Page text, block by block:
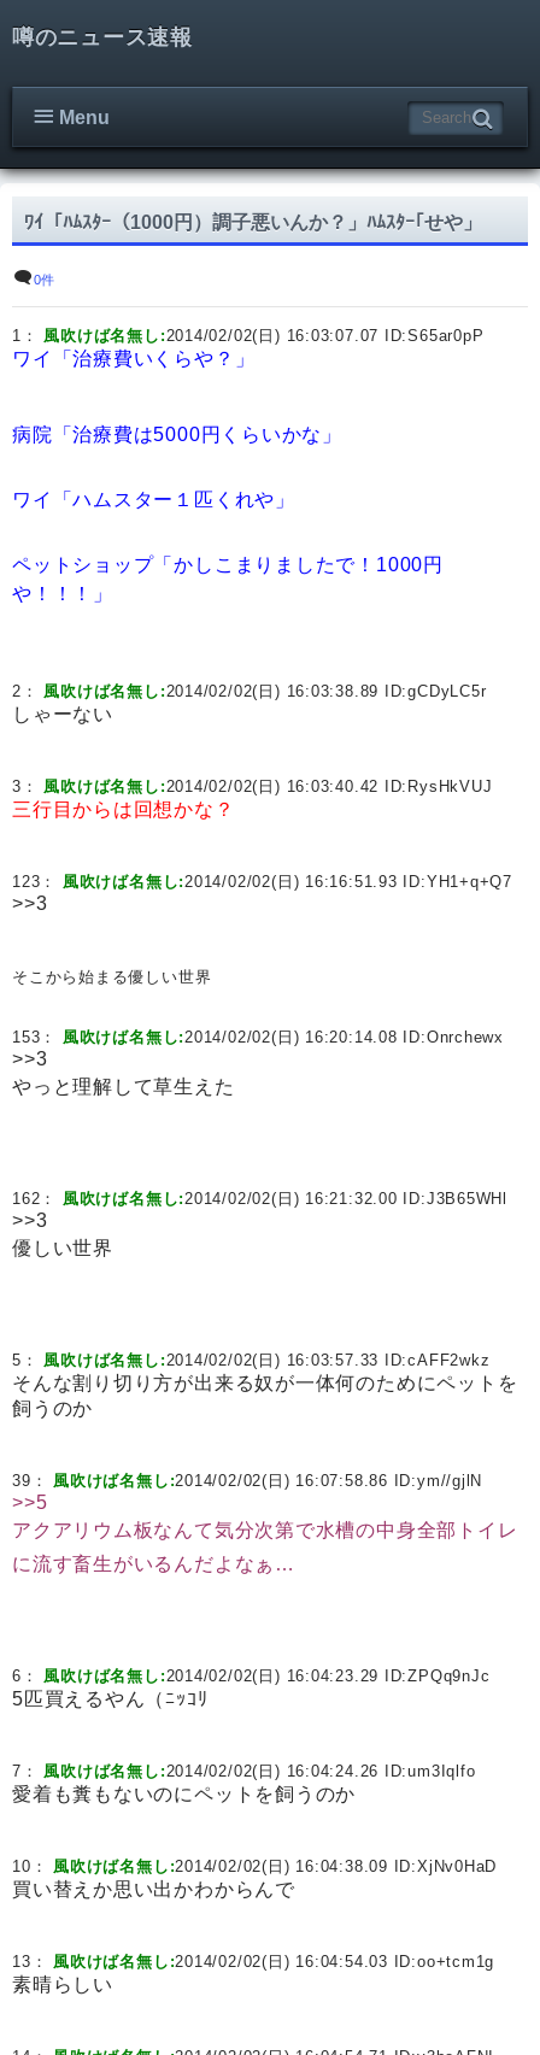
噂のニュース速報
Menu
ﾜｲ「ﾊﾑｽﾀｰ（1000円）調子悪いんか？」ﾊﾑｽﾀｰ｢せや」
0件
1： 風吹けば名無し:2014/02/02(日) 16:03:07.07 ID:S65ar0pP
ワイ「治療費いくらや？」
病院「治療費は5000円くらいかな」
ワイ「ハムスター１匹くれや」
ペットショップ「かしこまりましたで！1000円
や！！！」
2： 風吹けば名無し:2014/02/02(日) 16:03:38.89 ID:gCDyLC5r
しゃーない
3： 風吹けば名無し:2014/02/02(日) 16:03:40.42 ID: RysHkVUJ
三行目からは回想かな？
123： 風吹けば名無し:2014/02/02(日) 16:16:51.93 ID:YH1+q+Q7
>>3
そこから始まる優しい世界
153： 風吹けば名無し:2014/02/02(日) 16:20:14.08 ID:Onrchewx
>>3
やっと理解して草生えた
162： 風吹けば名無し:2014/02/02(日) 16:21:32.00 ID:J3B65WHl
>>3
優しい世界
5： 風吹けば名無し:2014/02/02(日) 16:03:57.33 ID:cAFF2wkz
そんな割り切り方が出来る奴が一体何のためにペットを
飼うのか
39： 風吹けば名無し:2014/02/02(日) 16:07:58.86 ID:ym//gjlN
>>5
アクアリウム板なんて気分次第で水槽の中身全部トイレ
に流す畜生がいるんだよなぁ…
6： 風吹けば名無し:2014/02/02(日) 16:04:23.29 ID:ZPQq9nJc
5匹買えるやん（ﾆｯｺﾘ
7： 風吹けば名無し:2014/02/02(日) 16:04:24.26 ID:um3Iqlfo
愛着も糞もないのにペットを飼うのか
10： 風吹けば名無し:2014/02/02(日) 16:04:38.09 ID:XjNv0HaD
買い替えか思い出かわからんで
13： 風吹けば名無し:2014/02/02(日) 16:04:54.03 ID:oo+tcm1g
素晴らしい